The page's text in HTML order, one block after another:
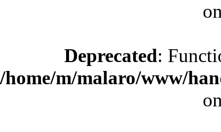
Deprecated:
/home/m/malaro/www/